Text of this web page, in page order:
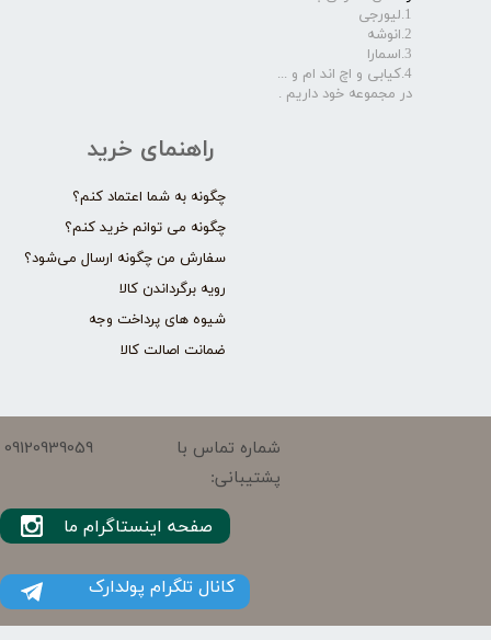
راهنمای خرید
چگونه به شما اعتماد کنم؟
چگونه می توانم خرید کنم؟
سفارش من چگونه ارسال می‌شود؟
رویه برگرداندن کالا
شیوه های پرداخت وجه
ضمانت اصالت کالا
1.لیورجی
2.انوشه
3.اسمارا
4.کیابی و اچ اند ام و ...
در مجموعه خود داریم .​​​​​​​
شماره تماس با
پشتیبانی:
09120939059
کانال تلگرام پولدارک
صفحه اینستاگرام ما